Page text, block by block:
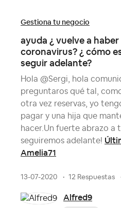
Gestiona tu negocio
ayuda ¿ vuelve a
coronavirus? ¿ cómo
seguir adelante?
Hola @Sergi, hola
preguntaros qué tal,
otra vez reservas, yo
pagar y una hija que
hacer.Un fuerte abrazo a
seguiremos adelante!
Amelia71
13-07-2020 12 Respuestas
Alfred9